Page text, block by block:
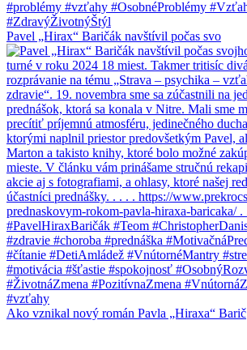
Pavel „Hirax“ Baričák navštívil počas svo
Ako vznikal nový román Pavla „Hiraxa“ Barič